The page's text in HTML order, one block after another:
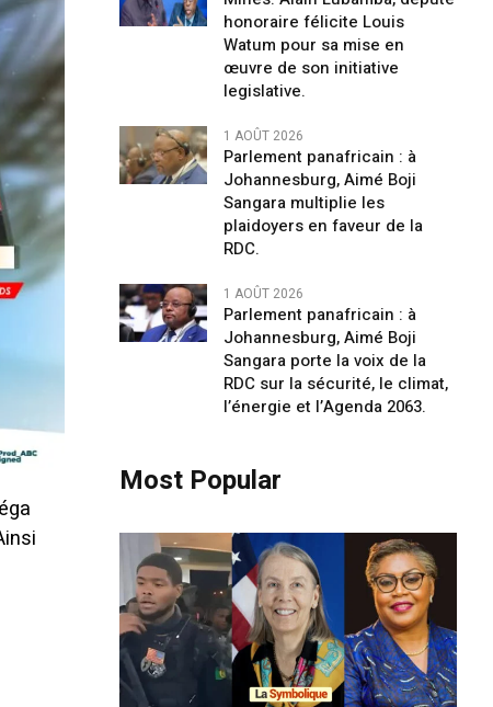
honoraire félicite Louis
Watum pour sa mise en
œuvre de son initiative
legislative.
1 AOÛT 2026
Parlement panafricain : à
Johannesburg, Aimé Boji
Sangara multiplie les
plaidoyers en faveur de la
RDC.
1 AOÛT 2026
Parlement panafricain : à
Johannesburg, Aimé Boji
Sangara porte la voix de la
RDC sur la sécurité, le climat,
l’énergie et l’Agenda 2063.
Most Popular